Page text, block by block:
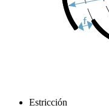
Estricción